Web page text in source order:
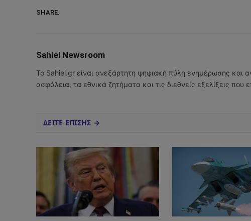
SHARE.
Sahiel Newsroom
Το Sahiel.gr είναι ανεξάρτητη ψηφιακή πύλη ενημέρωσης και
ασφάλεια, τα εθνικά ζητήματα και τις διεθνείς εξελίξεις
ΔΕΙΤΕ ΕΠΙΣΗΣ →